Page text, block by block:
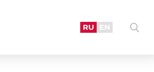
RU EN